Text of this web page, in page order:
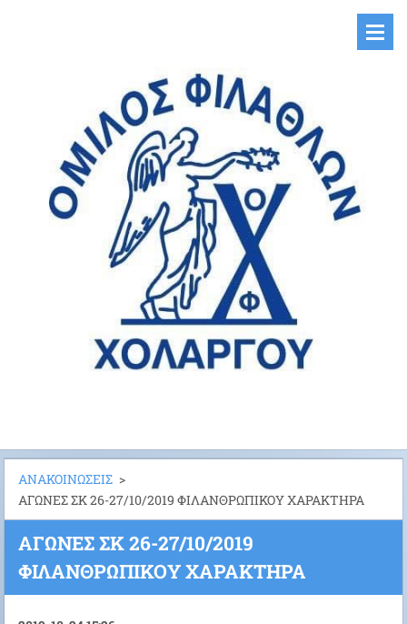
ΑΝΑΚΟΙΝΩΣΕΙΣ >
AΓΩΝΕΣ ΣΚ 26-27/10/2019 ΦΙΛΑΝΘΡΩΠΙΚΟΥ ΧΑΡΑΚΤΗΡΑ
AΓΩΝΕΣ ΣΚ 26-27/10/2019
ΦΙΛΑΝΘΡΩΠΙΚΟΥ ΧΑΡΑΚΤΗΡΑ